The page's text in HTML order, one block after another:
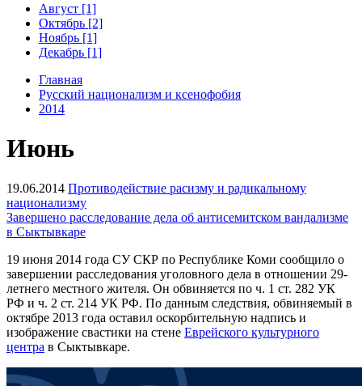
Август [1]
Октябрь [2]
Ноябрь [1]
Декабрь [1]
Главная
Русский национализм и ксенофобия
2014
Июнь
19.06.2014 Противодействие расизму и радикальному
национализму
Завершено расследование дела об антисемитском вандализме
в Сыктывкаре
19 июня 2014 года СУ СКР по Республике Коми сообщило о
завершении расследования уголовного дела в отношении 29-
летнего местного жителя. Он обвиняется по ч. 1 ст. 282 УК
РФ и ч. 2 ст. 214 УК РФ. По данным следствия, обвиняемый в
октябре 2013 года оставил оскорбительную надпись и
изображение свастики на стене Еврейского культурного
центра в Сыктывкаре.